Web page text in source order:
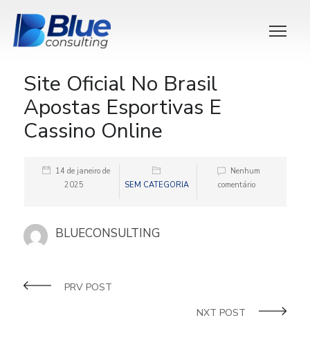
Site Oficial No Brasil
Apostas Esportivas E
Cassino Online
14 de janeiro de
2025
SEM CATEGORIA
Nenhum
comentário
BLUECONSULTING
PRV POST
NXT POST